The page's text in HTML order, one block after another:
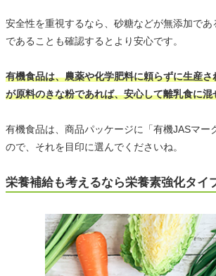
安全性を重視するなら、砂糖などが無添加で
であることも確認するとより安心です。
有機食品は、農薬や化学肥料に頼らずに生産
が原料のきな粉であれば、安心して離乳食に混
有機食品は、商品パッケージに「有機JASマー
ので、それを目印に選んでくださいね。
栄養補給も考えるなら栄養素強化タイ